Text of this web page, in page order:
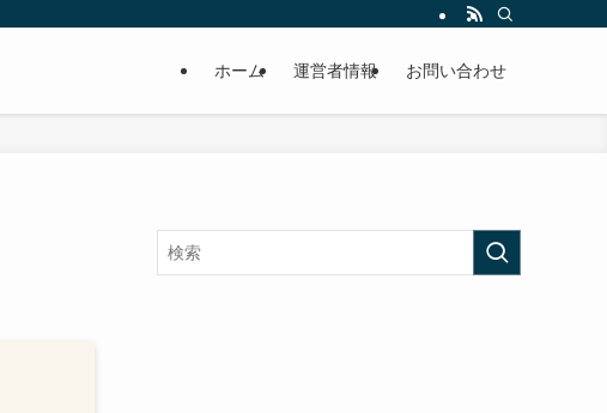
ホーム 運営者情報 お問い合わせ